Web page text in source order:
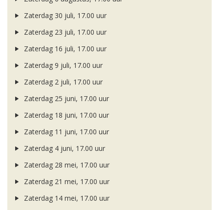
Zaterdag 30 juli, 17.00 uur
Zaterdag 23 juli, 17.00 uur
Zaterdag 16 juli, 17.00 uur
Zaterdag 9 juli, 17.00 uur
Zaterdag 2 juli, 17.00 uur
Zaterdag 25 juni, 17.00 uur
Zaterdag 18 juni, 17.00 uur
Zaterdag 11 juni, 17.00 uur
Zaterdag 4 juni, 17.00 uur
Zaterdag 28 mei, 17.00 uur
Zaterdag 21 mei, 17.00 uur
Zaterdag 14 mei, 17.00 uur